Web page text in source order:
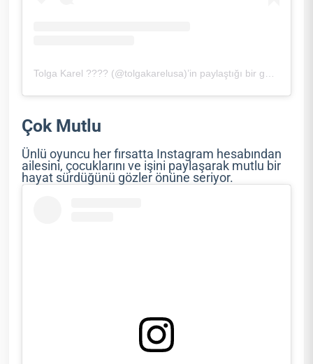
Tolga Karel ???? (@tolgakarelusa)’in paylaştığı bir gönderi
Çok Mutlu
Ünlü oyuncu her fırsatta Instagram hesabından
ailesini, çocuklarını ve işini paylaşarak mutlu bir
hayat sürdüğünü gözler önüne seriyor.